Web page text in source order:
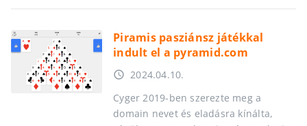
Piramis pasziánsz játékkal
indult el a pyramid.com
access_time 2024.04.10.
Cyger 2019-ben szerezte meg a
domain nevet és eladásra kínálta,